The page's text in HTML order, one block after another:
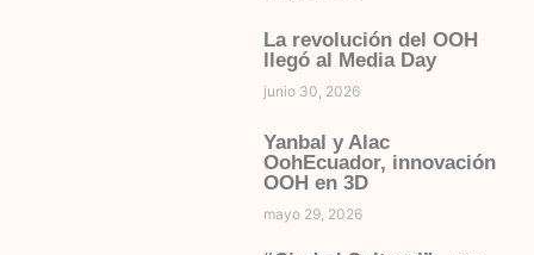
La revolución del OOH
llegó al Media Day
junio 30, 2026
Yanbal y Alac
OohEcuador, innovación
OOH en 3D
mayo 29, 2026